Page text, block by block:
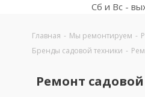
Сб и Вс -
Главная - Мы ремонтируем -
Бренды садовой техники -
Ремонт